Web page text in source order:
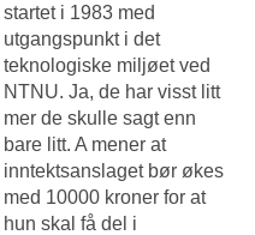
startet i 1983 med
utgangspunkt i det
teknologiske miljøet ved
NTNU. Ja, de har visst litt
mer de skulle sagt enn
bare litt. A mener at
inntektsanslaget bør økes
med 10000 kroner for at
hun skal få del i